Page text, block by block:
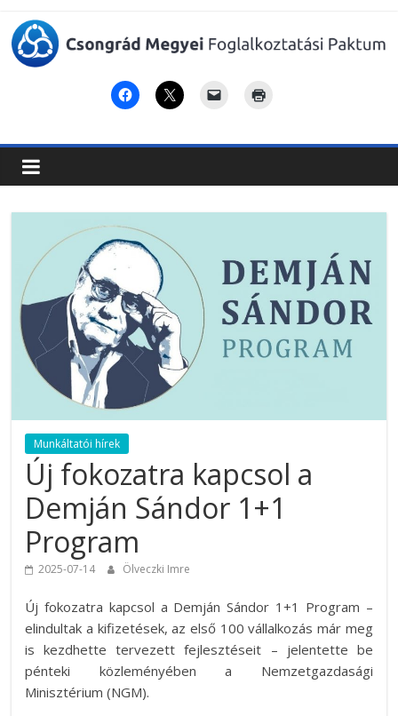
Csongrád
Megyei
Foglalkoztatási
Paktum
Munkáltatói hírek
Új fokozatra kapcsol a
Demján Sándor 1+1
Program
2025-07-14 Ölveczki Imre
Új fokozatra kapcsol a Demján Sándor 1+1 Program –
elindultak a kifizetések, az első 100 vállalkozás már meg
is kezdhette tervezett fejlesztéseit – jelentette be
pénteki közleményében a Nemzetgazdasági
Minisztérium (NGM).